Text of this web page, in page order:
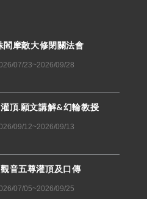
閻摩敵大修閉關法會
07/23~2026/09/28
頂.願文講解&幻輪教授
09/12~2026/09/13
音五尊灌頂及口傳
07/05~2026/09/25